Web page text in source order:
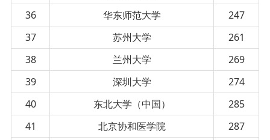
36
华东师范大学
247
37
苏州大学
261
38
兰州大学
269
39
深圳大学
274
40
东北大学（中国）
285
41
北京协和医学院
287